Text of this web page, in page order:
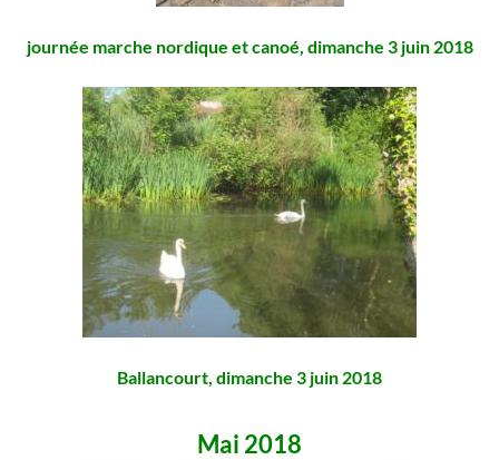
journée marche nordique et canoé, dimanche 3 juin 2018
Ballancourt, dimanche 3 juin 2018
Mai 2018